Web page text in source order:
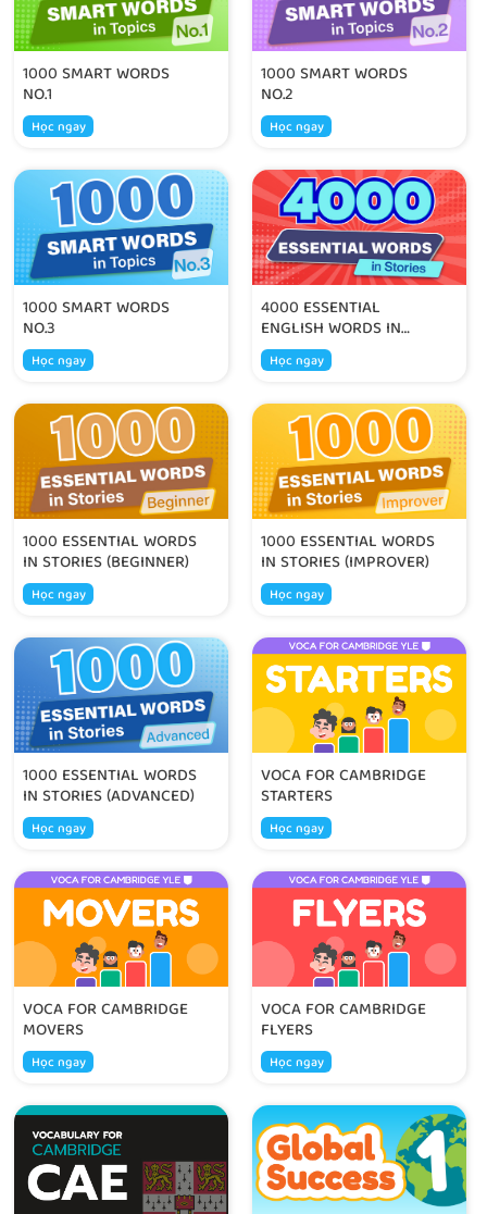
1000 SMART WORDS
NO.1
Học ngay
1000 SMART WORDS
NO.2
Học ngay
1000 SMART WORDS
NO.3
Học ngay
4000 ESSENTIAL
ENGLISH WORDS IN
STORIES
Học ngay
1000 ESSENTIAL WORDS
IN STORIES (BEGINNER)
Học ngay
1000 ESSENTIAL WORDS
IN STORIES (IMPROVER)
Học ngay
1000 ESSENTIAL WORDS
IN STORIES (ADVANCED)
Học ngay
VOCA FOR CAMBRIDGE
STARTERS
Học ngay
VOCA FOR CAMBRIDGE
MOVERS
Học ngay
VOCA FOR CAMBRIDGE
FLYERS
Học ngay